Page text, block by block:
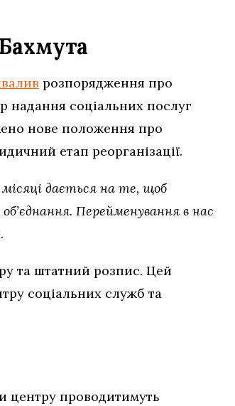
розпорядження про
надання соціальних послуг
нове положення про
етап реорганізації.
місяці дається на те, щоб
Перейменування в нас
та штатний розпис. Цей
соціальних служб та
центру проводитимуть